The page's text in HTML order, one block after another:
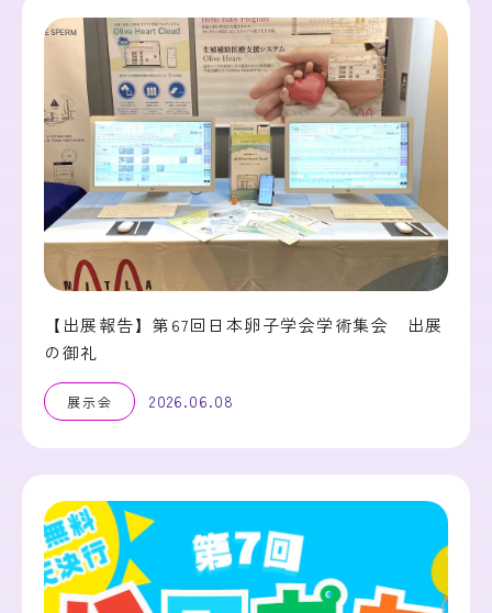
【出展報告】第67回日本卵子学会学術集会 出展
の御礼
展示会 2026.06.08